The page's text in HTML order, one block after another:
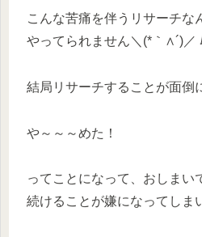
こんな苦痛を伴うリサーチな
やってられません＼(*｀∧´)／
結局リサーチすることが面倒
や～～～めた！
ってことになって、おしまい
続けることが嫌になってしま